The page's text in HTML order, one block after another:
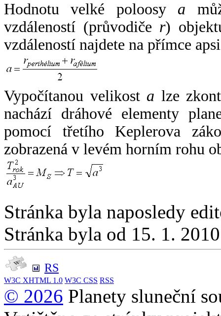
Hodnotu velké poloosy a
vzdáleností (průvodiče r)
vzdáleností najdete na přímce
Vypočítanou velikost a lze
nachází dráhové elementy
pomocí třetího Keplerova
zobrazená v levém horním rohu
Stránka byla naposledy
Stránka byla od 15. 1.
RS
W3C XHTML 1.0 W3C CSS RSS
© 2026 Planety sluneční